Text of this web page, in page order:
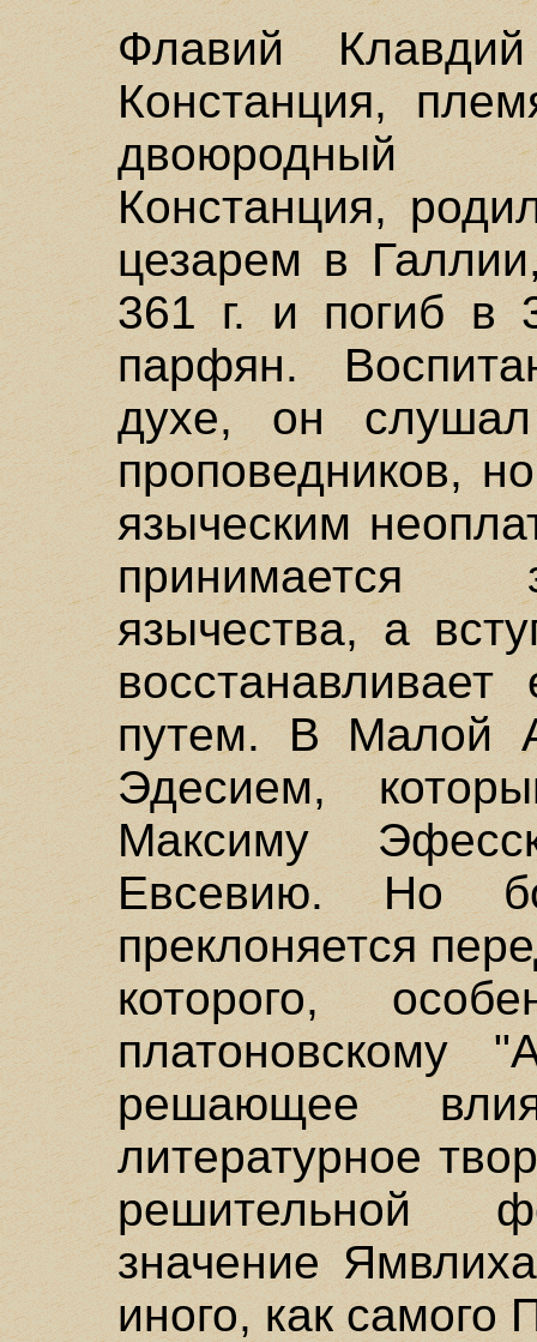
Флавий
Констанция,
двоюродный
Констанция,
цезарем в
361 г. и погиб в
парфян.
духе, он слушал
проповедников,
языческим
принимается
язычества, а
путем. В Малой
Эдесием,
Максиму
Евсевию. Но
преклоняется
которого,
платоновскому
решающее
литературное
решительной
значение
иного, как самого